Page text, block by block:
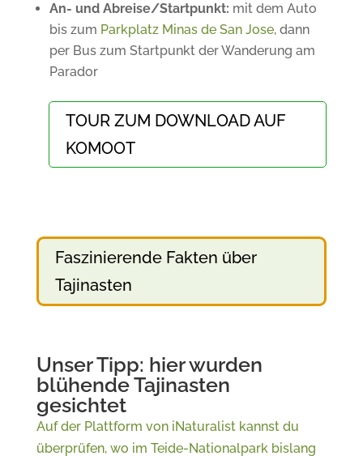
An- und Abreise/Startpunkt: mit dem Auto
bis zum Parkplatz Minas de San Jose, dann
per Bus zum Startpunkt der Wanderung am
Parador
TOUR ZUM DOWNLOAD AUF
KOMOOT
Faszinierende Fakten über
Tajinasten
Unser Tipp: hier wurden
blühende Tajinasten
gesichtet
Auf der Plattform von iNaturalist kannst du
überprüfen, wo im Teide-Nationalpark bislang